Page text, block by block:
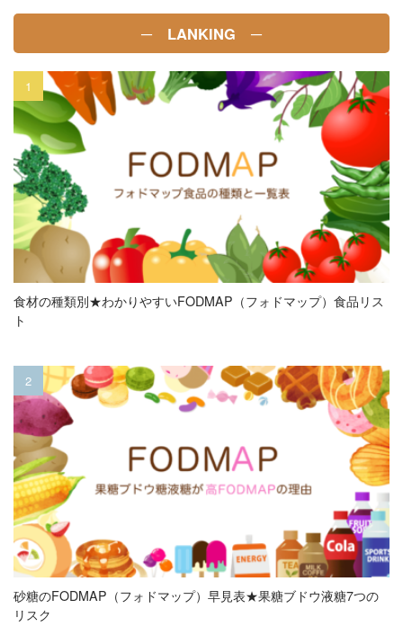
─ LANKING ─
食材の種類別★わかりやすいFODMAP（フォドマップ）食品リス
ト
砂糖のFODMAP（フォドマップ）早見表★果糖ブドウ液糖7つの
リスク